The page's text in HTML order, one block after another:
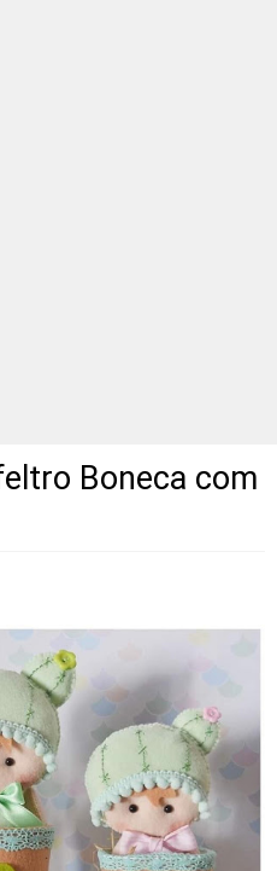
Boneca com